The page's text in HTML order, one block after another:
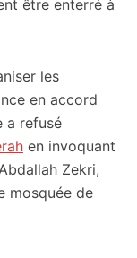
être enterré à
les
en accord
a refusé
en invoquant
Zekri,
mosquée de